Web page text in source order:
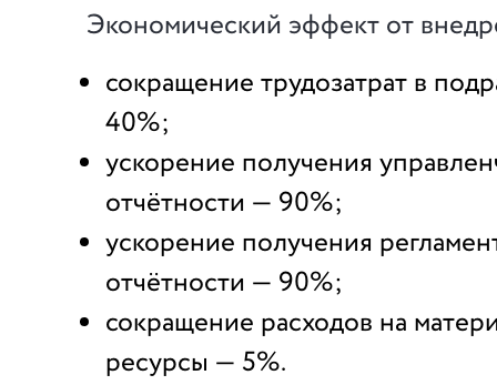
Экономический эффект от
сокращение трудозатрат в
40%;
ускорение получения
отчётности — 90%;
ускорение получения
отчётности — 90%;
сокращение расходов на
ресурсы — 5%.